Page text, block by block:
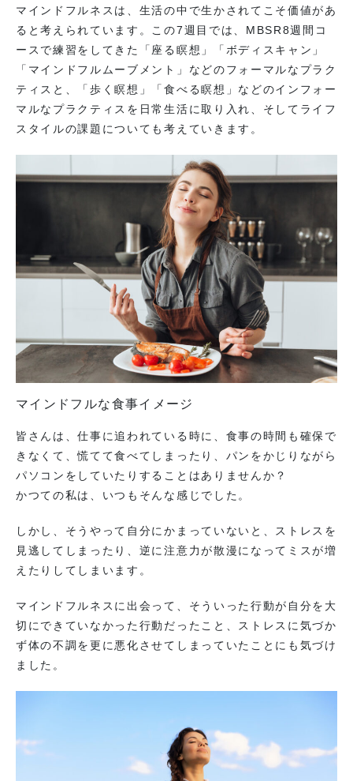
マインドフルネスは、生活の中で生かされてこそ価値があ
ると考えられています。この7週目では、MBSR8週間コ
ースで練習をしてきた「座る瞑想」「ボディスキャン」
「マインドフルムーブメント」などのフォーマルなプラク
ティスと、「歩く瞑想」「食べる瞑想」などのインフォー
マルなプラクティスを日常生活に取り入れ、そしてライフ
スタイルの課題についても考えていきます。
マインドフルな食事イメージ
皆さんは、仕事に追われている時に、食事の時間も確保で
きなくて、慌てて食べてしまったり、パンをかじりながら
パソコンをしていたりすることはありませんか？
かつての私は、いつもそんな感じでした。
しかし、そうやって自分にかまっていないと、ストレスを
見逃してしまったり、逆に注意力が散漫になってミスが増
えたりしてしまいます。
マインドフルネスに出会って、そういった行動が自分を大
切にできていなかった行動だったこと、ストレスに気づか
ず体の不調を更に悪化させてしまっていたことにも気づけ
ました。